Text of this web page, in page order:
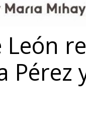
León
Pérez